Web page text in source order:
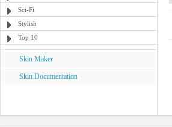
Sci-Fi
Stylish
Top 10
Skin Maker
Skin Documentation